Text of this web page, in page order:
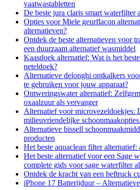
vaatwastabletten
De beste jura claris smart waterfilter
Opties voor Miele geurflacon
alternatieven?
Ontdek de beste alternatieven voor
een duurzaam alternatief wasmiddel
Kaasdoek alternatief: Wat is het
neteldoek?
Alternatieve delonghi ontkalkers
te gebruiken voor jouw apparaat?
Ontweringswater alternatief:
oxaalzuur als vervanger
Alternatief voor microvezeldoekjes:
milieuvriendelijke schoonmaakopties.
Alternatieve bissell
producten
Het beste aquaclean filter
Het beste alternatief voor een Sage
complete gids voor sage waterfilter
Ontdek de kracht van een heftruck
iPhone 17 Batterijduur –